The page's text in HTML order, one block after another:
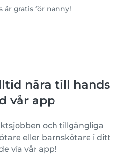
är gratis för nanny!
nära till hands
vår app
och tillgängliga
eller barnskötare i ditt
via vår app!